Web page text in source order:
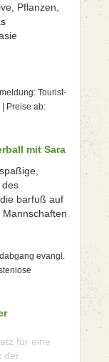
Pflanzen,
Tourist-
Preise ab:
mit Sara
des
barfuß auf
evangl.
für eine
der